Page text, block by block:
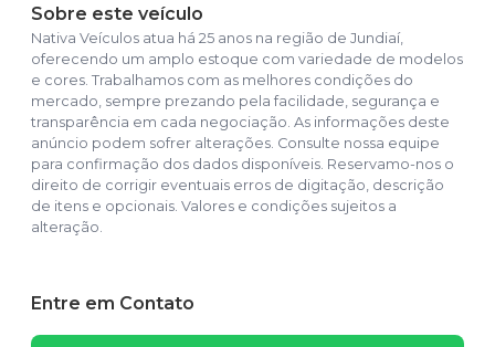
Sobre este veículo
Nativa Veículos atua há 25 anos na região de Jundiaí,
oferecendo um amplo estoque com variedade de modelos
e cores. Trabalhamos com as melhores condições do
mercado, sempre prezando pela facilidade, segurança e
transparência em cada negociação. As informações deste
anúncio podem sofrer alterações. Consulte nossa equipe
para confirmação dos dados disponíveis. Reservamo-nos o
direito de corrigir eventuais erros de digitação, descrição
de itens e opcionais. Valores e condições sujeitos a
alteração.
Entre em Contato